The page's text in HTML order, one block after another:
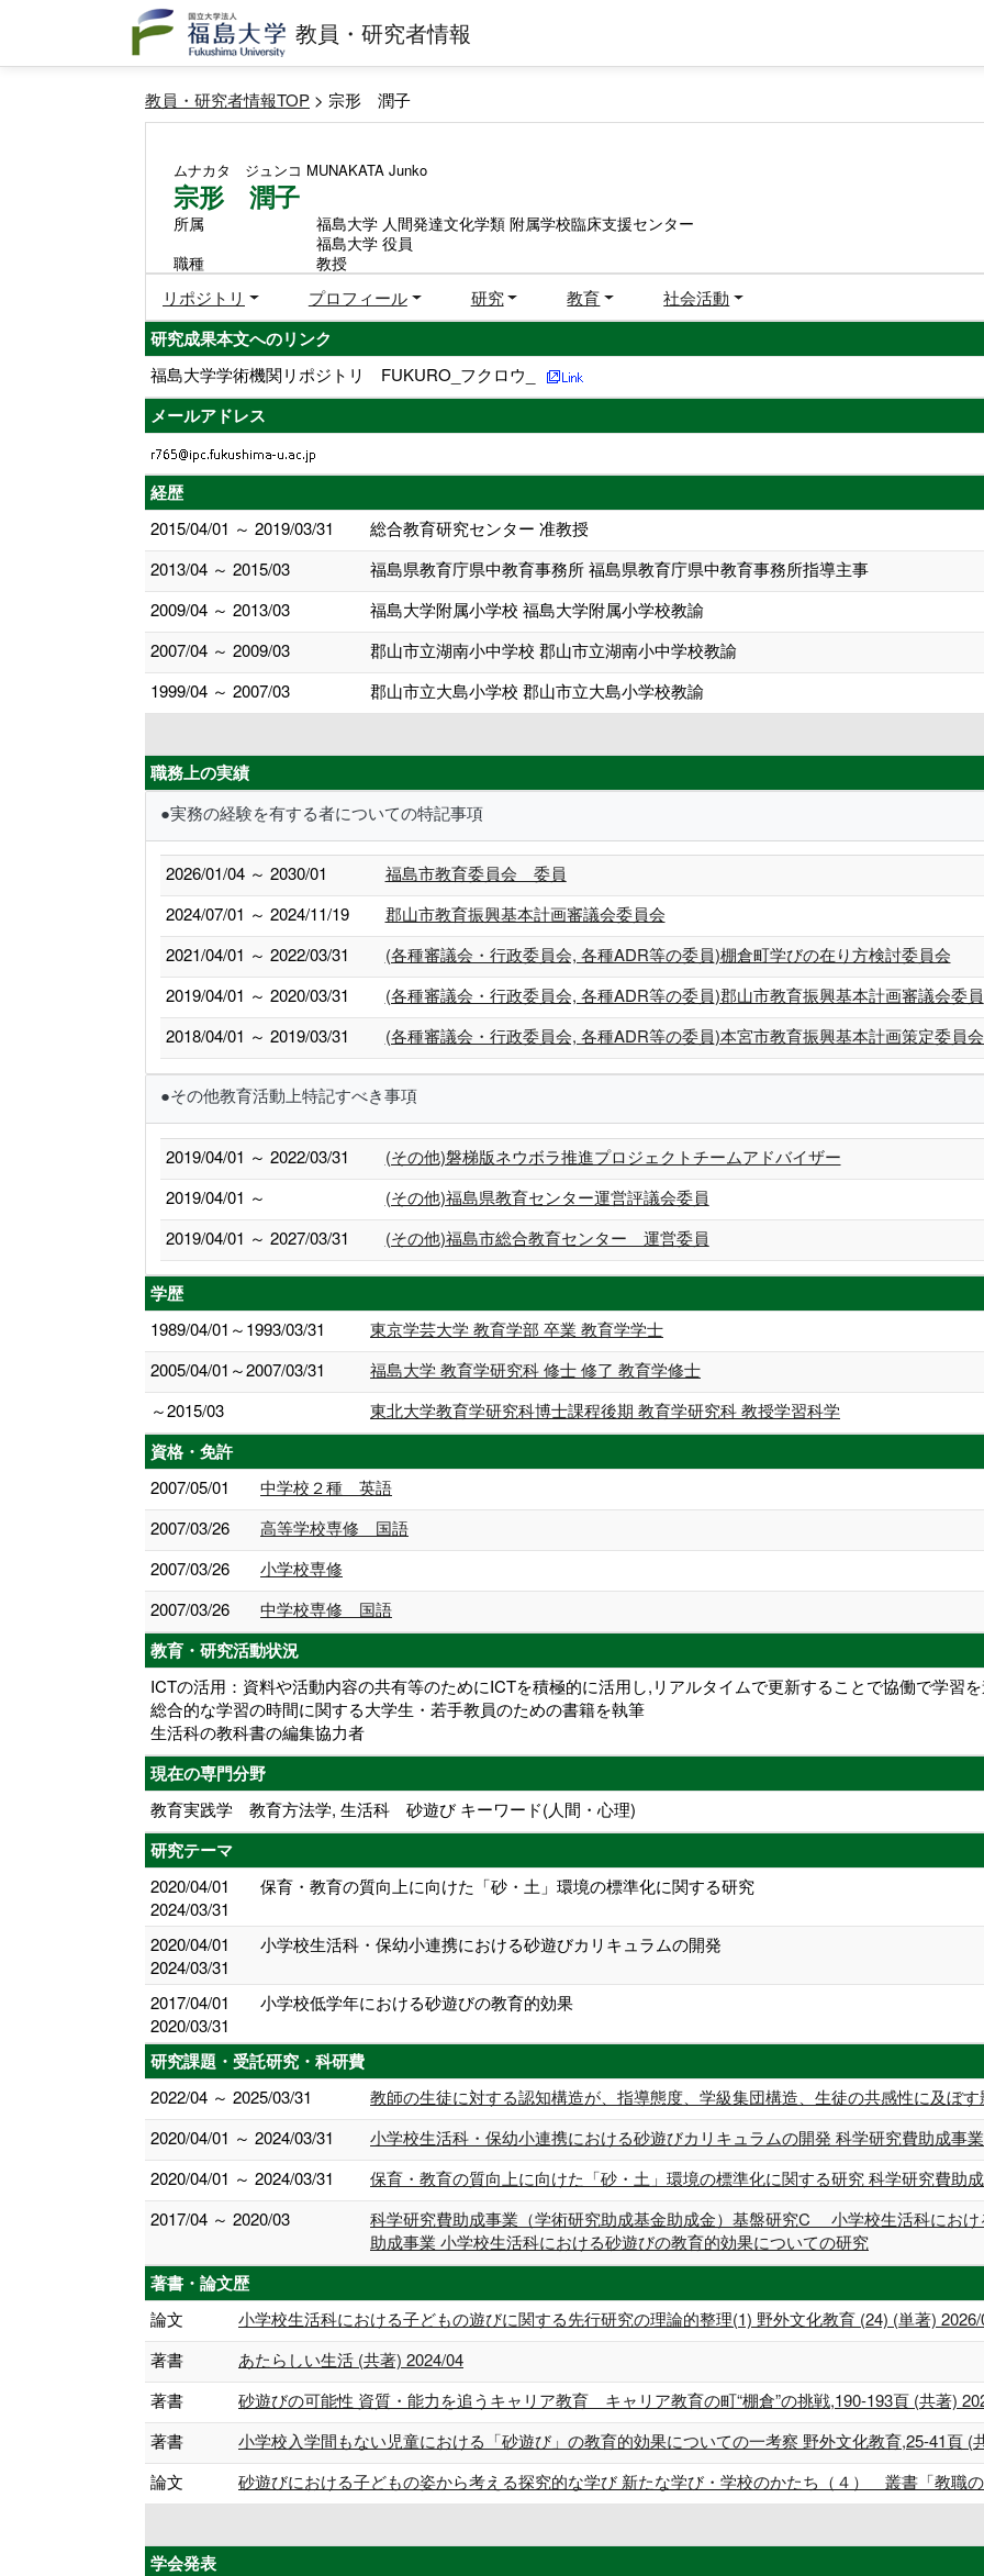
教員・研究者情報
教員・研究者情報TOP > 宗形 潤子
ムナカタ ジュンコ MUNAKATA Junko
宗形 潤子
所属
福島大学 人間発達文化学類 附属学校臨床支援センター
福島大学 役員
職種
教授
リポジトリ プロフィール 研究 教育 社会活動
研究成果本文へのリンク
福島大学学術機関リポジトリ FUKURO_フクロウ_
メールアドレス
経歴
2015/04/01 ～ 2019/03/31
総合教育研究センター 准教授
2013/04 ～ 2015/03
福島県教育庁県中教育事務所 福島県教育庁県中教育事務所指導主事
2009/04 ～ 2013/03
福島大学附属小学校 福島大学附属小学校教諭
2007/04 ～ 2009/03
郡山市立湖南小中学校 郡山市立湖南小中学校教諭
1999/04 ～ 2007/03
郡山市立大島小学校 郡山市立大島小学校教諭
職務上の実績
●実務の経験を有する者についての特記事項
2026/01/04 ～ 2030/01
福島市教育委員会 委員
2024/07/01 ～ 2024/11/19
郡山市教育振興基本計画審議会委員会
2021/04/01 ～ 2022/03/31
(各種審議会・行政委員会, 各種ADR等の委員)棚倉町学びの在り方検討委員会
2019/04/01 ～ 2020/03/31
(各種審議会・行政委員会, 各種ADR等の委員)郡山市教育振興基本計画審議会委員
2018/04/01 ～ 2019/03/31
(各種審議会・行政委員会, 各種ADR等の委員)本宮市教育振興基本計画策定委員
●その他教育活動上特記すべき事項
2019/04/01 ～ 2022/03/31
(その他)磐梯版ネウボラ推進プロジェクトチームアドバイザー
2019/04/01 ～
(その他)福島県教育センター運営評議会委員
2019/04/01 ～ 2027/03/31
(その他)福島市総合教育センター 運営委員
学歴
1989/04/01～1993/03/31
東京学芸大学 教育学部 卒業 教育学学士
2005/04/01～2007/03/31
福島大学 教育学研究科 修士 修了 教育学修士
～2015/03
東北大学教育学研究科博士課程後期 教育学研究科 教授学習科学
資格・免許
2007/05/01
中学校２種 英語
2007/03/26
高等学校専修 国語
2007/03/26
小学校専修
2007/03/26
中学校専修 国語
教育・研究活動状況
ICTの活用：資料や活動内容の共有等のためにICTを積極的に活用し,リアルタイムで更新することで協働で学習
総合的な学習の時間に関する大学生・若手教員のための書籍を執筆
生活科の教科書の編集協力者
現在の専門分野
教育実践学 教育方法学, 生活科 砂遊び キーワード(人間・心理)
研究テーマ
2020/04/01
2024/03/31
保育・教育の質向上に向けた「砂・土」環境の標準化に関する研究
2020/04/01
2024/03/31
小学校生活科・保幼小連携における砂遊びカリキュラムの開発
2017/04/01
2020/03/31
小学校低学年における砂遊びの教育的効果
研究課題・受託研究・科研費
2022/04 ～ 2025/03/31
教師の生徒に対する認知構造が、指導態度、学級集団構造、生徒の共感性に及ぼ
2020/04/01 ～ 2024/03/31
小学校生活科・保幼小連携における砂遊びカリキュラムの開発 科学研究費助成事
2020/04/01 ～ 2024/03/31
保育・教育の質向上に向けた「砂・土」環境の標準化に関する研究 科学研究費助
2017/04 ～ 2020/03
科学研究費助成事業（学術研究助成基金助成金）基盤研究C 小学校生活科にお
助成事業 小学校生活科における砂遊びの教育的効果についての研究
著書・論文歴
論文
小学校生活科における子どもの遊びに関する先行研究の理論的整理(1) 野外文化教育 (24) (単著) 2026/
著書
あたらしい生活 (共著) 2024/04
著書
砂遊びの可能性 資質・能力を追うキャリア教育 キャリア教育の町“棚倉”の挑戦,190-193頁 (共著)
著書
小学校入学間もない児童における「砂遊び」の教育的効果についての一考察 野外文化教育,25-41頁 (
論文
砂遊びにおける子どもの姿から考える探究的な学び 新たな学び・学校のかたち（４） 叢書「教職
学会発表